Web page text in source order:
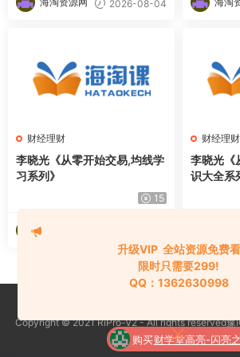
2026-08-04
财经理财
李晓光《从零开始交易,均线学
习系列》
15
海淘资源网
财经理财
李晓光《
识大全系
Copyright © 2021 RiPro-V2 - All rights reserved
京公网安备 188888888
升级VIP 全站资源免费看
限时只需要299!
QQ：1362630998
了
通达信强龙战法
全套指标公式
购买财学堂高亮-闪亮